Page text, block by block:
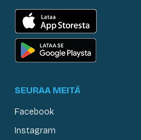
SEURAA MEITÄ
Facebook
Instagram